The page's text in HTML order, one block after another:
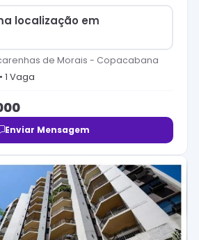
localização em
de Morais - Copacabana
• 1 Vaga
Enviar Mensagem